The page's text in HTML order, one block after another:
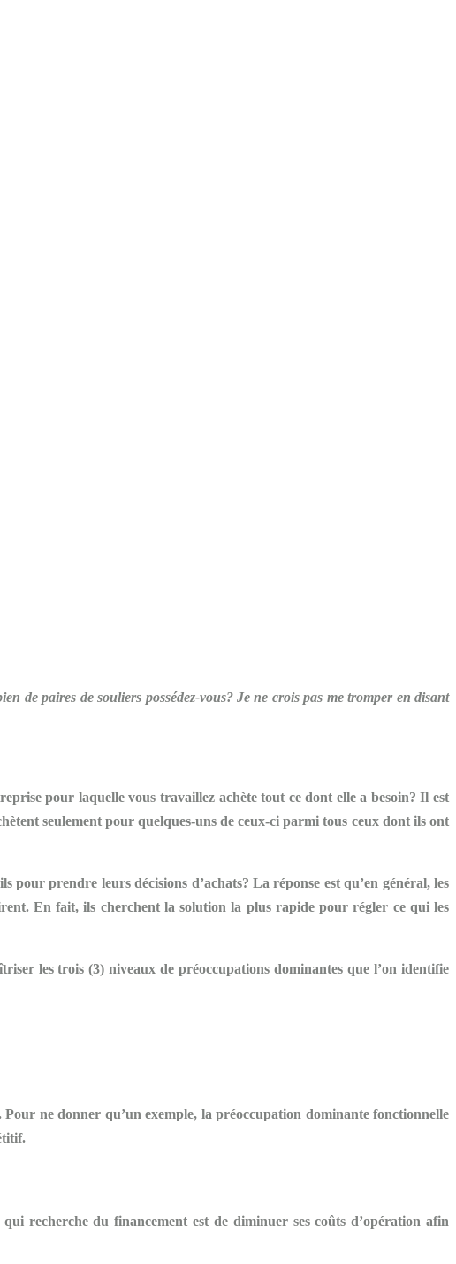
de paires de souliers possédez-vous? Je ne crois pas me tromper en disant
pour laquelle vous travaillez achète tout ce dont elle a besoin? Il est
seulement pour quelques-uns de ceux-ci parmi tous ceux dont ils ont
pour prendre leurs décisions d’achats? La réponse est qu’en général, les
En fait, ils cherchent la solution la plus rapide pour régler ce qui les
les trois (3) niveaux de préoccupations dominantes que l’on identifie
Pour ne donner qu’un exemple, la préoccupation dominantefonctionnelle
recherche du financement est de diminuer ses coûts d’opération afin